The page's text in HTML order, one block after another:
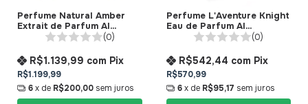
Perfume Natural Amber
Extrait de Parfum Al
Haramain
(0)
R$1.199,99
R$1.139,99 com Pix
6x de R$200,00 sem juros
Perfume L'Aventure Knight
Eau de Parfum Al
Haramain
(0)
R$570,99
R$542,44 com Pix
6 x de R$95,17 sem juros